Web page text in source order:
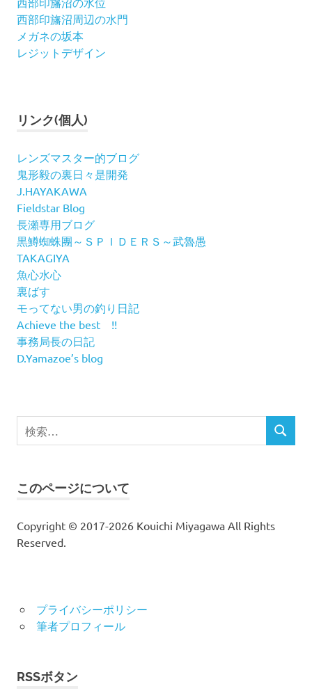
西部印旛沼周辺の水門
メガネの坂本
レジットデザイン
リンク(個人)
レンズマスター的ブログ
鬼形毅の裏日々是開発
J.HAYAKAWA
Fieldstar Blog
長瀬専用ブログ
黒鱒蜘蛛團～ＳＰＩＤＥＲＳ～武魯愚
TAKAGIYA
魚心水心
裏ばす
モってない男の釣り日記
Achieve the best !!
事務局長の日記
D.Yamazoe’s blog
検
索
検
このページについて
Copyright © 2017-2026 Kouichi Miyagawa All Rights
Reserved.
プライバシーポリシー
筆者プロフィール
RSSボタン